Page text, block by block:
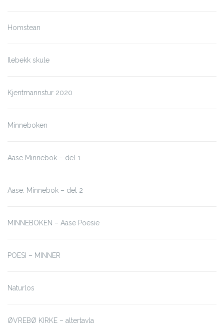
Homstean
Ilebekk skule
Kjentmannstur 2020
Minneboken
Aase Minnebok – del 1
Aase: Minnebok – del 2
MINNEBOKEN – Aase Poesie
POESI – MINNER
Naturlos
ØVREBØ KIRKE – altertavla